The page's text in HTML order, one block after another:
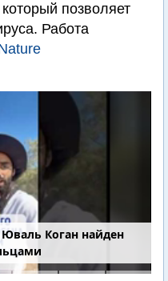
позволяет
Работа
Коган найден